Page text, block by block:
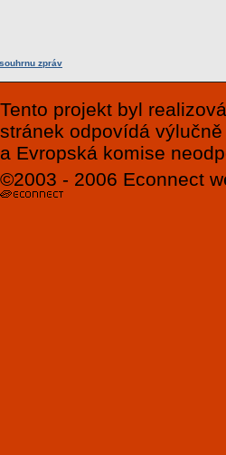
zpráv
Tento projekt byl
stránek odpovídá
a Evropská komise
©2003 - 2006 Econnect